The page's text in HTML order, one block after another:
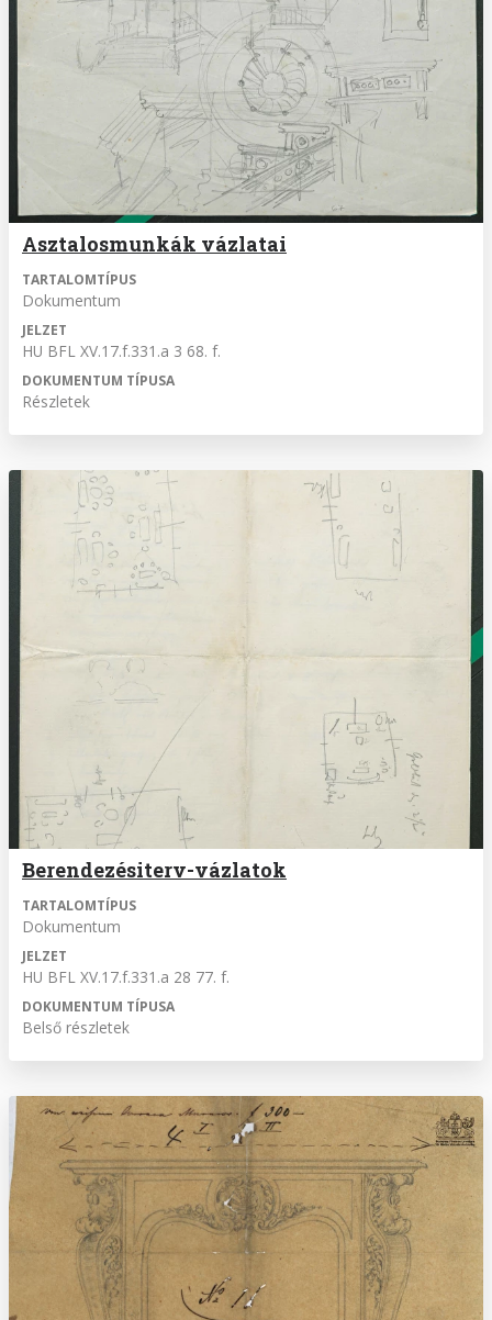
Asztalosmunkák vázlatai
TARTALOMTÍPUS
Dokumentum
JELZET
HU BFL XV.17.f.331.a 3 68. f.
DOKUMENTUM TÍPUSA
Részletek
Berendezésiterv-vázlatok
TARTALOMTÍPUS
Dokumentum
JELZET
HU BFL XV.17.f.331.a 28 77. f.
DOKUMENTUM TÍPUSA
Belső részletek